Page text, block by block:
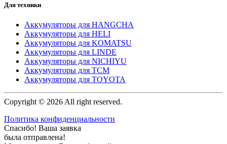
Для техники
Аккумуляторы для HANGCHA
Аккумуляторы для HELI
Аккумуляторы для KOMATSU
Аккумуляторы для LINDE
Аккумуляторы для NICHIYU
Аккумуляторы для TCM
Аккумуляторы для TOYOTA
Copyright © 2026 All right reserved.
Политика конфиденциальности
Спасибо! Ваша заявка
была отправлена!